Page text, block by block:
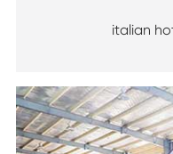
italian